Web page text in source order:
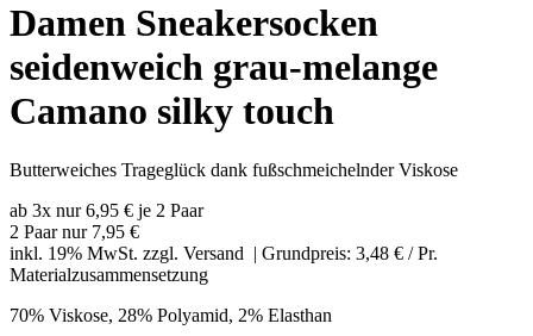
Damen Sneakersocken
seidenweich grau-melange
Camano silky touch
Butterweiches Trageglück dank fußschmeichelnder Viskose
ab 3x nur 6,95 € je 2 Paar
2 Paar nur 7,95 €
inkl. 19% MwSt. zzgl. Versand | Grundpreis: 3,48 € / Pr.
Materialzusammensetzung
70% Viskose, 28% Polyamid, 2% Elasthan